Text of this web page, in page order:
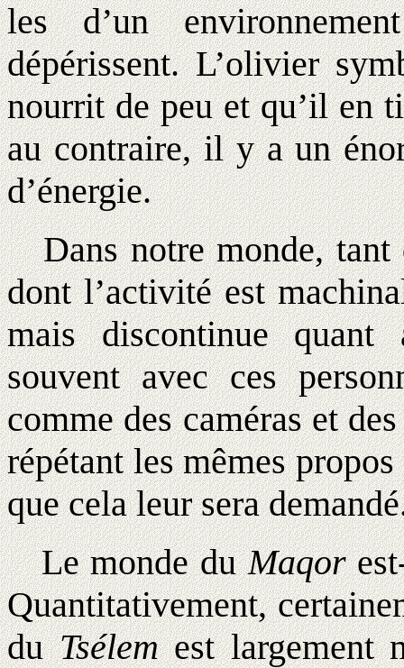
les d’un
dépérissent. L’olivier
nourrit de peu et qu’il en
au contraire, il y a un
d’énergie.
Dans notre monde, tant
dont l’activité est
mais discontinue
souvent avec ces
comme des caméras et
répétant les mêmes
que cela leur sera
Le monde duMaqor
Quantitativement,
duTsélemest largement